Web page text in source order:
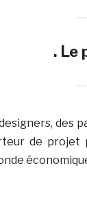
. Le
des
de